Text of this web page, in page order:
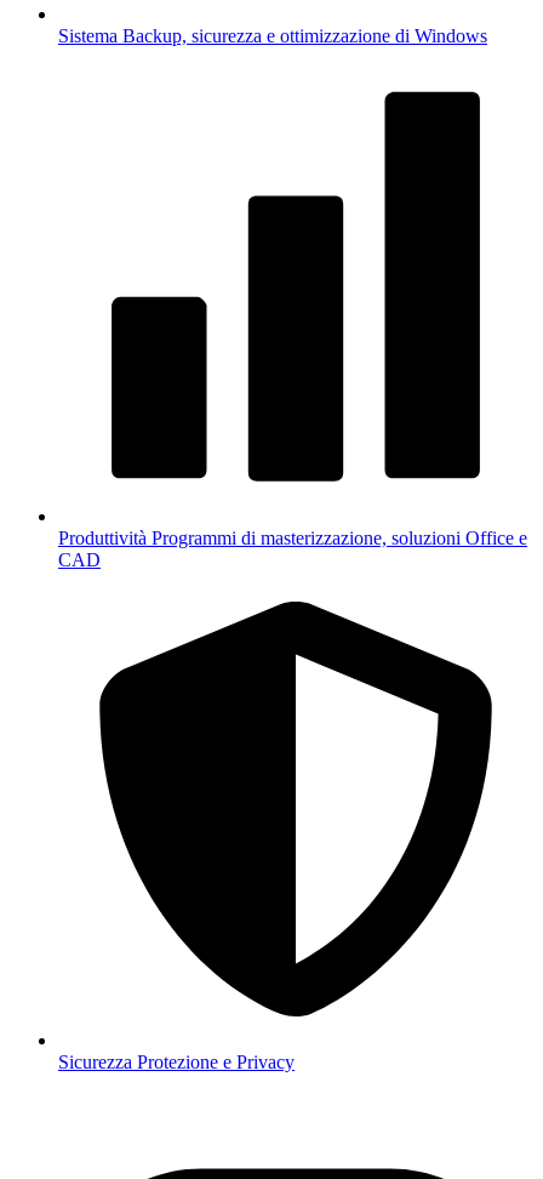
Sistema Backup, sicurezza e ottimizzazione di Windows
Produttività Programmi di masterizzazione, soluzioni Office e
CAD
Sicurezza Protezione e Privacy